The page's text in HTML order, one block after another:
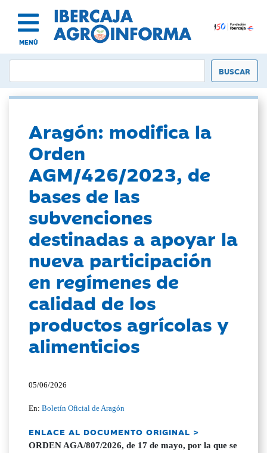
MENÚ
Aragón: modifica la
Orden
AGM/426/2023, de
bases de las
subvenciones
destinadas a apoyar la
nueva participación
en regímenes de
calidad de los
productos agrícolas y
alimenticios
05/06/2026
En:Boletín Oficial de Aragón
ENLACE AL DOCUMENTO ORIGINAL >
ORDEN AGA/807/2026, de 17 de mayo, por la que se